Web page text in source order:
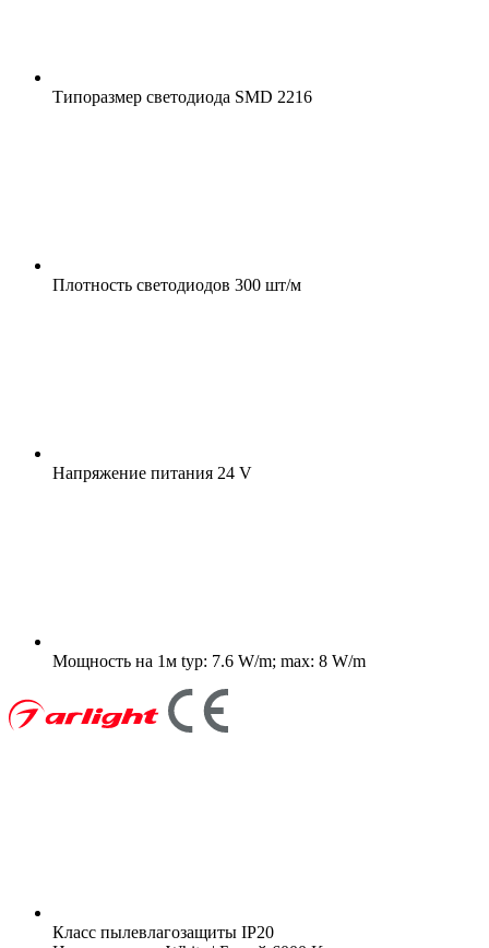
Типоразмер светодиода SMD 2216
Плотность светодиодов 300 шт/м
Напряжение питания 24 V
Мощность на 1м typ: 7.6 W/m; max: 8 W/m
Класс пылевлагозащиты IP20